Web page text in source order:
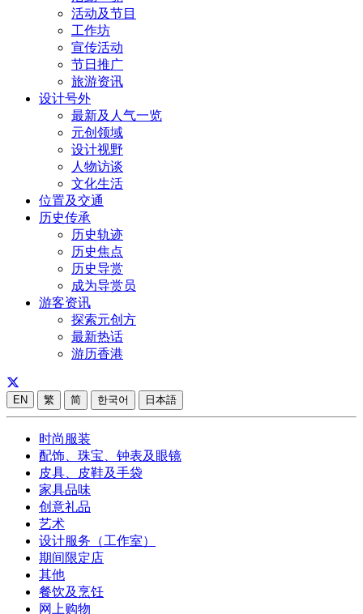
活动及节目
工作坊
宣传活动
节日推广
旅游资讯
设计号外
最新及人气一览
元创领域
设计视野
人物访谈
文化生活
位置及交通
历史传承
历史轨迹
历史焦点
历史导赏
成为导赏员
游客资讯
探索元创方
最新热话
游历香港
EN 繁 简 한국어 日本語
时尚服装
配饰、珠宝、钟表及眼镜
皮具、皮鞋及手袋
家具品味
创意礼品
艺术
设计服务（工作室）
期间限定店
其他
餐饮及烹饪
网上购物